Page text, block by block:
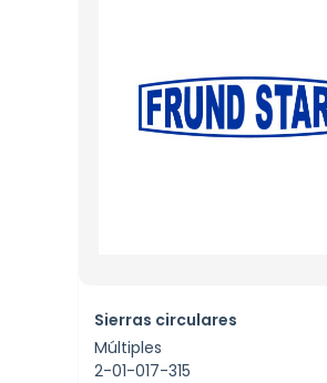
Sierras circulares
Múltiples
2-01-017-315